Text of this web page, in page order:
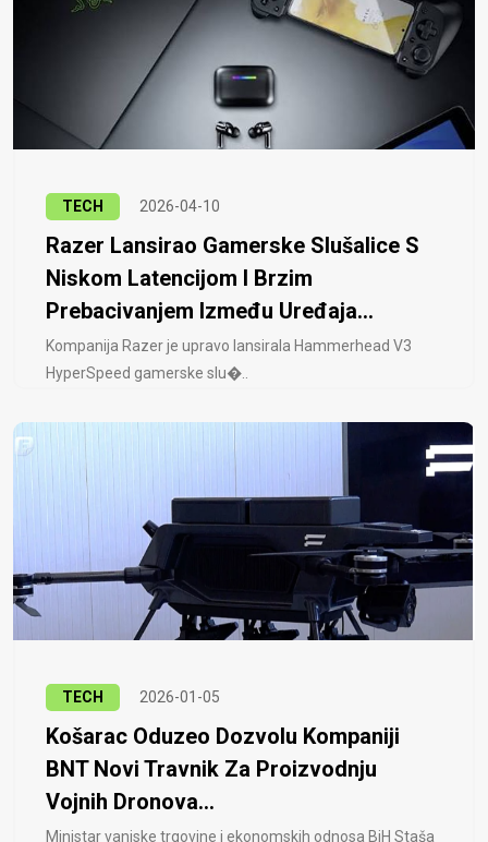
TECH 2026-04-10
Razer Lansirao Gamerske Slušalice S
Niskom Latencijom I Brzim
Prebacivanjem Između Uređaja...
Kompanija Razer je upravo lansirala Hammerhead V3
HyperSpeed ​​gamerske slu�..
TECH 2026-01-05
Košarac Oduzeo Dozvolu Kompaniji
BNT Novi Travnik Za Proizvodnju
Vojnih Dronova...
Ministar vanjske trgovine i ekonomskih odnosa BiH Staša